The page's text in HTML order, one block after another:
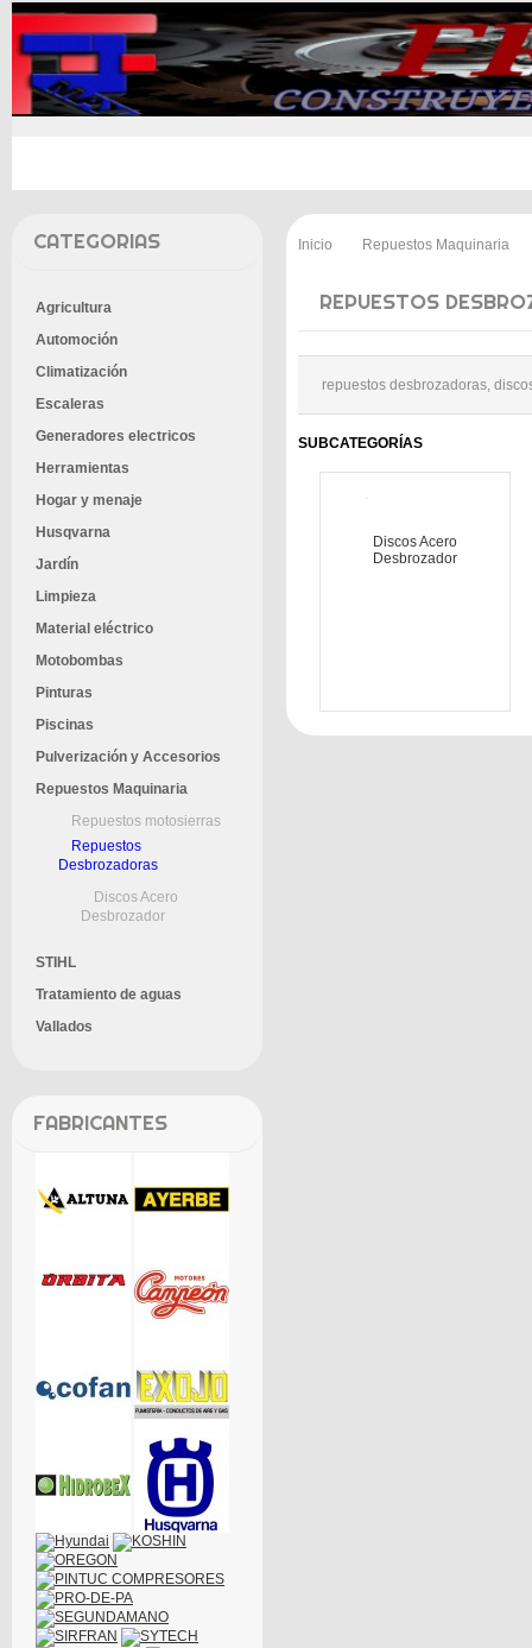
CATEGORIAS
Agricultura
Automoción
Climatización
Escaleras
Generadores electricos
Herramientas
Hogar y menaje
Husqvarna
Jardín
Limpieza
Material eléctrico
Motobombas
Pinturas
Piscinas
Pulverización y Accesorios
Repuestos Maquinaria
Repuestos motosierras
Repuestos
Desbrozadoras
Discos Acero
Desbrozador
STIHL
Tratamiento de aguas
Vallados
FABRICANTES
Inicio Repuestos Maquinaria
REPUESTOS
repuestos desbrozadoras,
SUBCATEGORÍAS
Discos Acero
Desbrozador